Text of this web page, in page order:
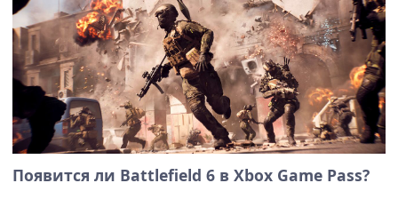
Появится ли Battlefield 6 в Xbox Game Pass?